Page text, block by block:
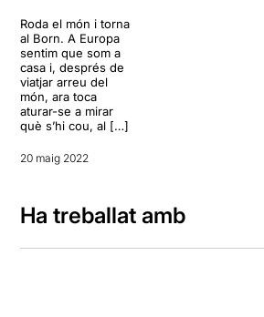
Roda el món i torna
al Born. A Europa
sentim que som a
casa i, després de
viatjar arreu del
món, ara toca
aturar-se a mirar
què s’hi cou, al […]
20 maig 2022
Ha treballat amb